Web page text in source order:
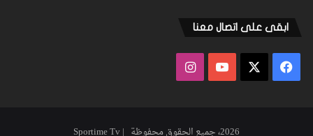
ابقى على اتصال معنا
فيسبوك ‫YouTubeانستقرام
2026، جميع الحقوق محفوظة | Sportime Tv